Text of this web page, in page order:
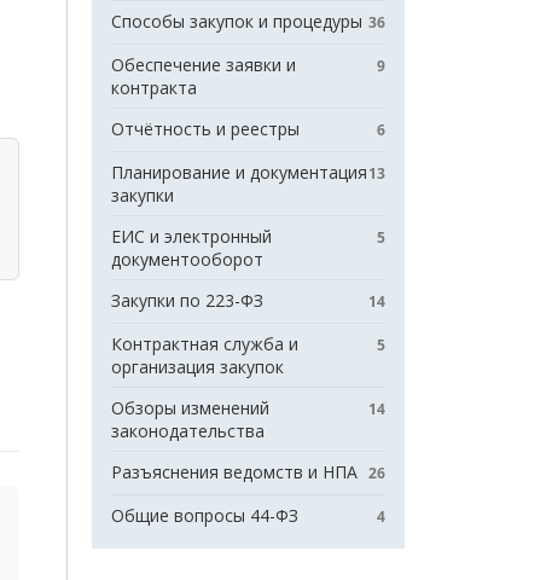
Способы закупок и процедуры 36
Обеспечение заявки и
контракта
9
Отчётность и реестры 6
Планирование и документация
закупки
13
ЕИС и электронный
документооборот
5
Закупки по 223-ФЗ 14
Контрактная служба и
организация закупок
5
Обзоры изменений
законодательства
14
Разъяснения ведомств и НПА 26
Общие вопросы 44-ФЗ 4